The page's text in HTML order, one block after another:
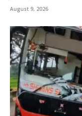
August 9, 2026